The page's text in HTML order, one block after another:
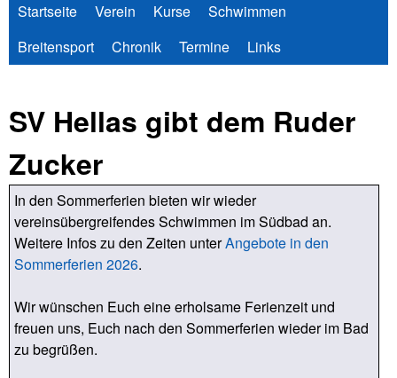
Startseite Verein Kurse
Schwimmen
Breitensport
Chronik Termine Links
SV Hellas gibt dem Ruder
Zucker
In den Sommerferien bieten wir wieder
vereinsübergreifendes Schwimmen im Südbad an.
Weitere Infos zu den Zeiten unterAngebote in den
Sommerferien 2026.
Wir wünschen Euch eine erholsame Ferienzeit und
freuen uns, Euch nach den Sommerferien wieder im Bad
zu begrüßen.